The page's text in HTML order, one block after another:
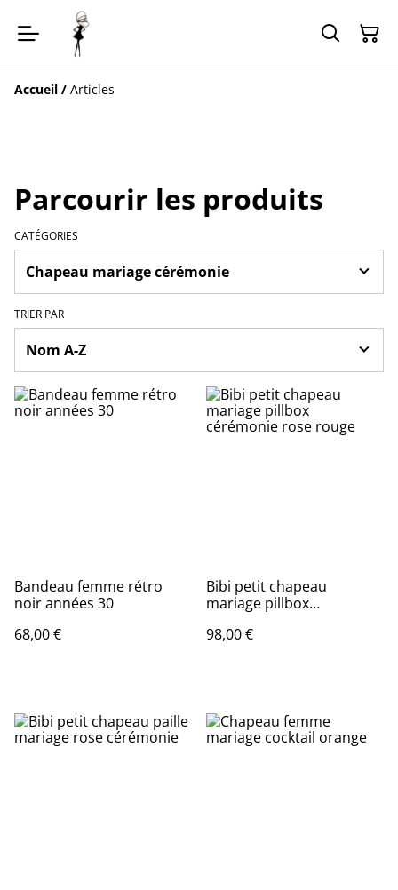
Accueil / Articles
Parcourir les produits
CATÉGORIES
TRIER PAR
Bandeau femme rétro
noir années 30
68,00 €
Bibi petit chapeau
mariage pillbox
98,00 €